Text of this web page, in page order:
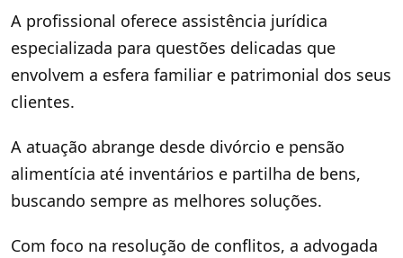
A profissional oferece assistência jurídica
especializada para questões delicadas que
envolvem a esfera familiar e patrimonial dos seus
clientes.
A atuação abrange desde divórcio e pensão
alimentícia até inventários e partilha de bens,
buscando sempre as melhores soluções.
Com foco na resolução de conflitos, a advogada